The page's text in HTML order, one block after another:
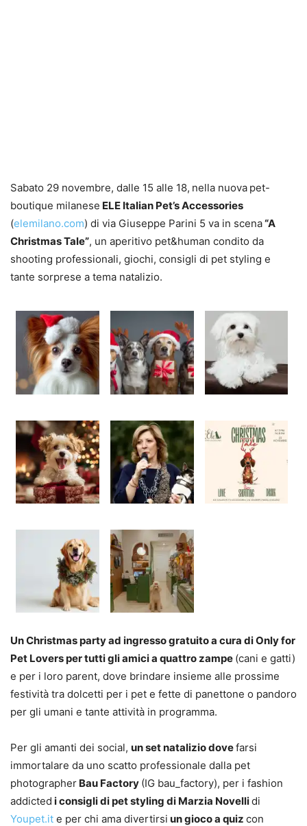
Sabato 29 novembre, dalle 15 alle 18, nella nuova pet-
boutique milanese ELE Italian Pet’s Accessories
(elemilano.com) di via Giuseppe Parini 5 va in scena“A
Christmas Tale”, un aperitivo pet&human condito da
shooting professionali, giochi, consigli di pet styling e
tante sorprese a tema natalizio.
Un Christmas party ad ingresso gratuito a cura di Only for
Pet Lovers per tutti gli amici a quattro zampe (cani e gatti)
e per i loro parent, dove brindare insieme alle prossime
festività tra dolcetti per i pet e fette di panettone o pandoro
per gli umani e tante attività in programma.
Per gli amanti dei social, un set natalizio dovefarsi
immortalare da uno scatto professionale dalla pet
photographer Bau Factory (IG bau_factory), per i fashion
addicted i consigli di pet styling di Marzia Novellidi
Youpet.it e per chi ama divertirsi un gioco a quiz con